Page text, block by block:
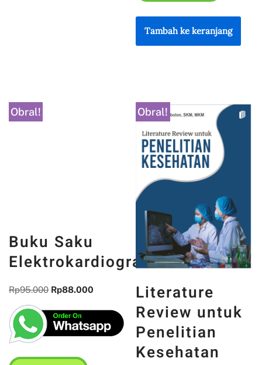
Tambah ke keranjang
Obral!
Buku Saku
Elektrokardiografi
Rp95.000 Rp88.000
Obral!
Literature
Review untuk
Penelitian
Kesehatan